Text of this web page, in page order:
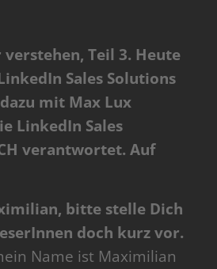
verstehen, Teil 3. Heute
Sales Solutions
mit Max Lux
LinkedIn Sales
verantwortet. Auf
bitte stelle Dich
doch kurz vor.
Name ist Maximilian